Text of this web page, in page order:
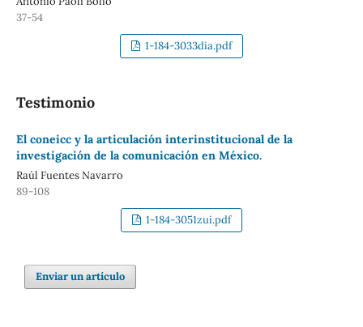
37-54
1-184-3033dia.pdf
Testimonio
El coneicc y la articulación interinstitucional de la
investigación de la comunicación en México.
Raúl Fuentes Navarro
89-108
1-184-3051zui.pdf
Enviar un artículo